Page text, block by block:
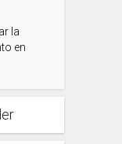
la
en